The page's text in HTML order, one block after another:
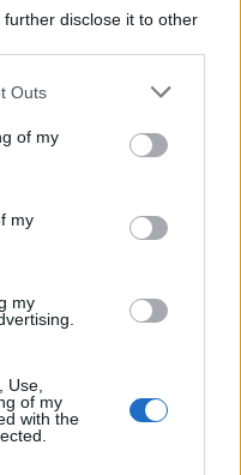
further disclose it to other
one or more Google
You may click to
its third-party tags to
in below Google
Outs
of my
my
my
Use,
of my
with the
πρόκειται να
πολιτισμού, ένα
στο τελευταίο
υλοποίησης 6
να φέρει την
της ανάπτυξης,
προστιθέμενη αξία
Η Παλλήνη
αναφοράς για